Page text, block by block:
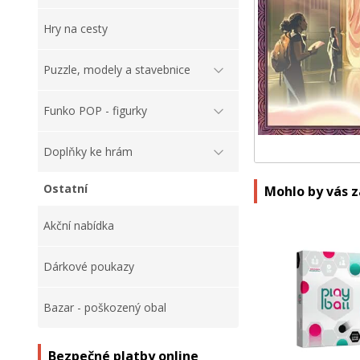
Hry na cesty
Puzzle, modely a stavebnice
Funko POP - figurky
Doplňky ke hrám
Ostatní
Akční nabídka
Dárkové poukazy
Bazar - poškozený obal
Bezpečné platby online
Mohlo by vás